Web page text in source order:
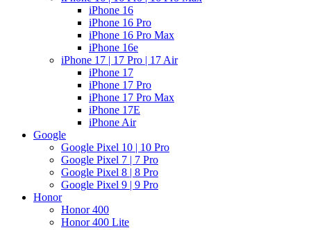
iPhone 16
iPhone 16 Pro
iPhone 16 Pro Max
iPhone 16e
iPhone 17 | 17 Pro | 17 Air
iPhone 17
iPhone 17 Pro
iPhone 17 Pro Max
iPhone 17E
iPhone Air
Google
Google Pixel 10 | 10 Pro
Google Pixel 7 | 7 Pro
Google Pixel 8 | 8 Pro
Google Pixel 9 | 9 Pro
Honor
Honor 400
Honor 400 Lite